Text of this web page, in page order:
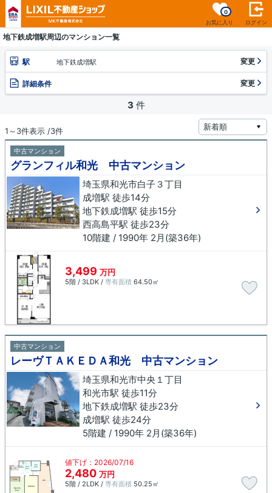
お気に入り
0
ログイン
地下鉄成増駅周辺のマンション一覧
駅 地下鉄成増駅 変更
詳細条件 変更
3 件
1～3件表示 /3件
中古マンション
グランフィル和光 中古マンション
埼玉県和光市白子３丁目
成増駅 徒歩14分
地下鉄成増駅 徒歩15分
西高島平駅 徒歩23分
10階建 / 1990年 2月(築36年)
3,499 万円
5階 / 3LDK / 専有面積 64.50㎡
中古マンション
レーヴＴＡＫＥＤＡ和光 中古マンション
埼玉県和光市中央１丁目
和光市駅 徒歩11分
地下鉄成増駅 徒歩23分
成増駅 徒歩24分
5階建 / 1990年 2月(築36年)
値下げ：2026/07/16
2,480 万円
5階 / 2LDK / 専有面積 50.25㎡